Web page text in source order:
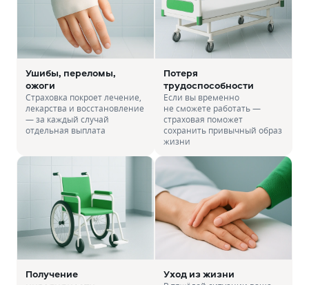
Ушибы, переломы,
ожоги
Страховка покроет лечение,
лекарства и восстановление
— за каждый случай
отдельная выплата
Потеря
трудоспособности
Если вы временно
не сможете работать —
страховая поможет
сохранить привычный образ
жизни
Получение
Уход из жизни